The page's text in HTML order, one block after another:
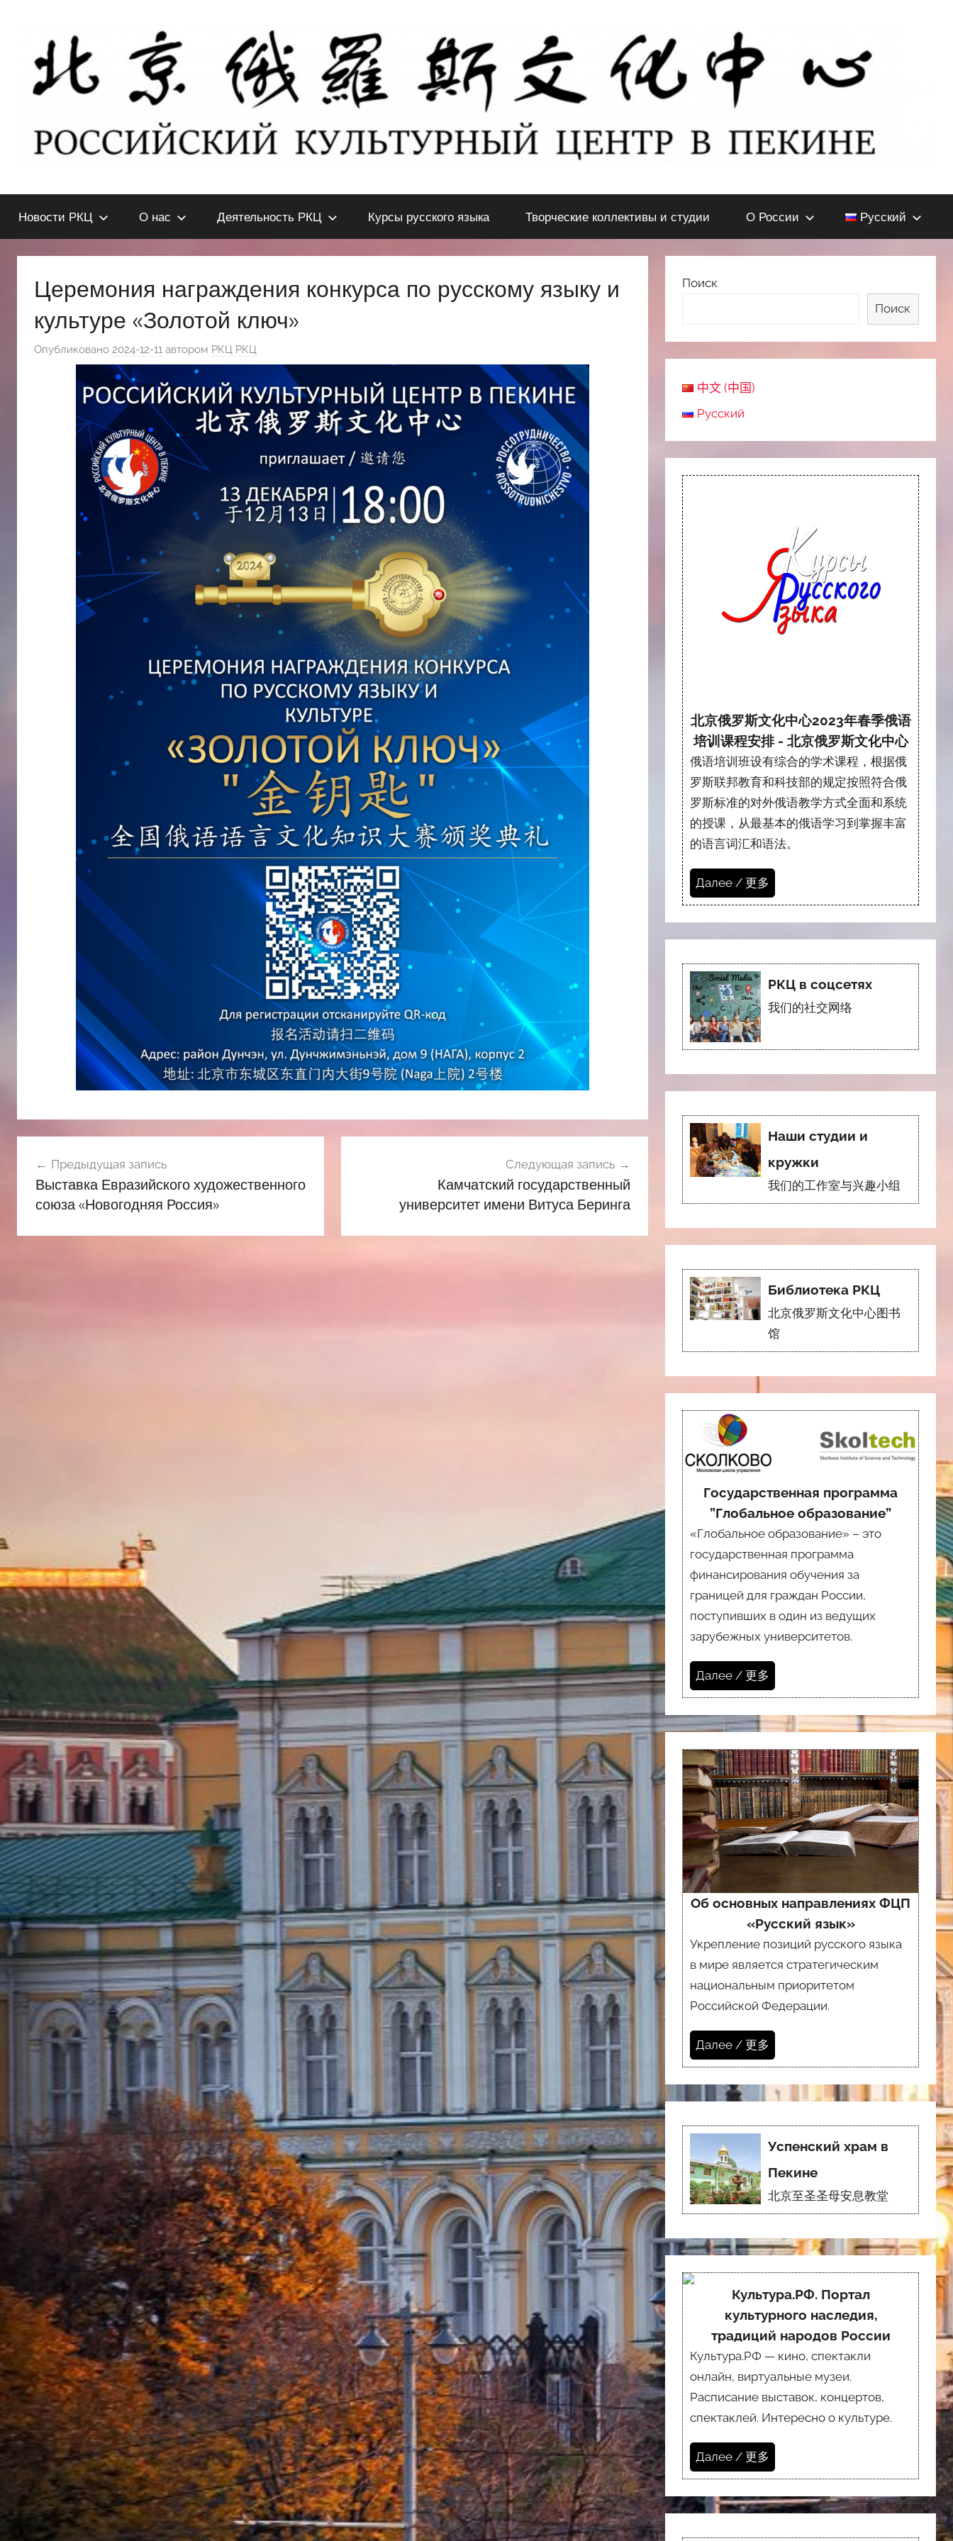
содержимому
北
京
罗
斯
КУЛЬТУРНЫЙ
ЦЕНТР
ПЕКИНЕ
Новости РКЦ О нас Деятельность РКЦ Курсы русского языка Творческие коллективы и студии О России Русский
Церемония награждения конкурса по русскому языку и
культуре «Золотой ключ»
Опубликовано 2024-12-11 автором РКЦ РКЦ
по
записям
Предыдущая запись
Выставка Евразийского художественного
союза «Новогодняя Россия»
Следующая запись
Камчатский государственный
университет имени Витуса Беринга
Поиск
Поиск
中文 (中国)
Русский
北京俄罗斯文化中心2023年春季俄语
培训课程安排 - 北京俄罗斯文化中心
俄语培训班设有综合的学术课程，根据俄
罗斯联邦教育和科技部的规定按照符合俄
罗斯标准的对外俄语教学方式全面和系统
的授课，从最基本的俄语学习到掌握丰富
的语言词汇和语法。
Далее / 更多
РКЦ в соцсетях
我们的社交网络
Наши студии и
кружки
我们的工作室与兴趣小组
Библиотека РКЦ
北京俄罗斯文化中心图书
馆
Государственная программа
”Глобальное образование”
«Глобальное образование» – это
государственная программа
финансирования обучения за
границей для граждан России,
поступивших в один из ведущих
зарубежных университетов.
Далее / 更多
Об основных направлениях ФЦП
«Русский язык»
Укрепление позиций русского языка
в мире является стратегическим
национальным приоритетом
Российской Федерации.
Далее / 更多
Успенский храм в
Пекине
北京至圣圣母安息教堂
Культура.РФ. Портал
культурного наследия,
традиций народов России
Культура.РФ — кино, спектакли
онлайн, виртуальные музеи.
Расписание выставок, концертов,
спектаклей. Интересно о культуре.
Далее / 更多